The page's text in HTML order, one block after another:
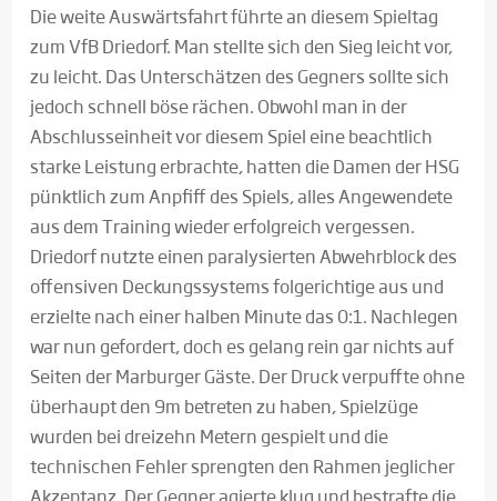
Die weite Auswärtsfahrt führte an diesem Spieltag
zum VfB Driedorf. Man stellte sich den Sieg leicht vor,
zu leicht. Das Unterschätzen des Gegners sollte sich
jedoch schnell böse rächen. Obwohl man in der
Abschlusseinheit vor diesem Spiel eine beachtlich
starke Leistung erbrachte, hatten die Damen der HSG
pünktlich zum Anpfiff des Spiels, alles Angewendete
aus dem Training wieder erfolgreich vergessen.
Driedorf nutzte einen paralysierten Abwehrblock des
offensiven Deckungssystems folgerichtige aus und
erzielte nach einer halben Minute das 0:1. Nachlegen
war nun gefordert, doch es gelang rein gar nichts auf
Seiten der Marburger Gäste. Der Druck verpuffte ohne
überhaupt den 9m betreten zu haben, Spielzüge
wurden bei dreizehn Metern gespielt und die
technischen Fehler sprengten den Rahmen jeglicher